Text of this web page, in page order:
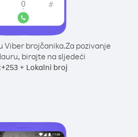
Viber brojčanika.Za pozivanje
birajte na sljedeći
+253+ Lokalni broj